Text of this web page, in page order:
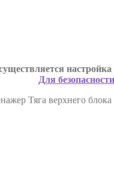
Для
Тяга верхнего